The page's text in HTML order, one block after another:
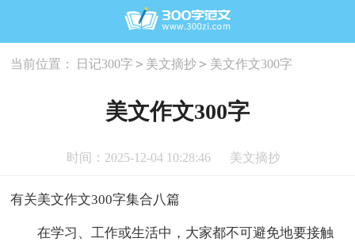
当前位置： 日记300字 > 美文摘抄 > 美文作文300字
美文作文300字
时间：2025-12-04 10:28:46 美文摘抄
有关美文作文300字集合八篇
在学习、工作或生活中，大家都不可避免地要接触